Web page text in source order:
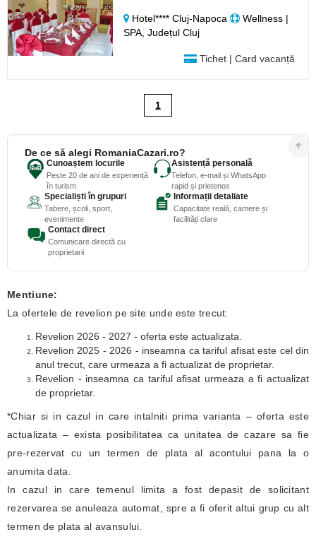
Hotel**** Cluj-Napoca
Wellness |
SPA, Județul Cluj
Tichet | Card vacanță
1
De ce să alegi RomaniaCazari.ro?
Cunoaștem locurile
Peste 20 de ani de experiență
în turism
Asistență personală
Telefon, e-mail și WhatsApp
rapid și prietenos
Specialiști în grupuri
Tabere, școli, sport,
evenimente
Informații detaliate
Capacitate reală, camere și
facilități clare
Contact direct
Comunicare directă cu
proprietarii
Mentiune:
La ofertele de revelion pe site unde este trecut:
Revelion 2026 - 2027 - oferta este actualizata.
Revelion 2025 - 2026 - inseamna ca tariful afisat este cel din
anul trecut, care urmeaza a fi actualizat de proprietar.
Revelion - inseamna ca tariful afisat urmeaza a fi actualizat
de proprietar.
*Chiar si in cazul in care intalniti prima varianta – oferta este
actualizata – exista posibilitatea ca unitatea de cazare sa fie
pre-rezervat cu un termen de plata al acontului pana la o
anumita data.
In cazul in care temenul limita a fost depasit de solicitant
rezervarea se anuleaza automat, spre a fi oferit altui grup cu alt
termen de plata al avansului.